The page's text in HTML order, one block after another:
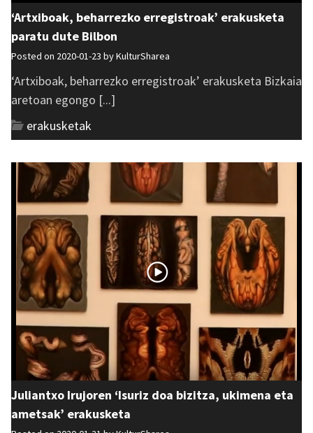
‘Artxiboak, beharrezko erregistroak’ erakusketa
paratu dute Bilbon
Posted on 2020-01-23 byKulturSharea
‘Artxiboak, beharrezko erregistroak’ erakusketa Bizkaia
aretoan egongo [...]
erakusketak
Juliantxo Irujoren ‘Isuriz doa bizitza, ukimena eta
ametsak’ erakusketa